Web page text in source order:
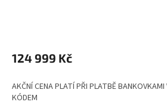
124 999 Kč
AKČNÍ CENA PLATÍ PŘI PLATBĚ
KÓDEM